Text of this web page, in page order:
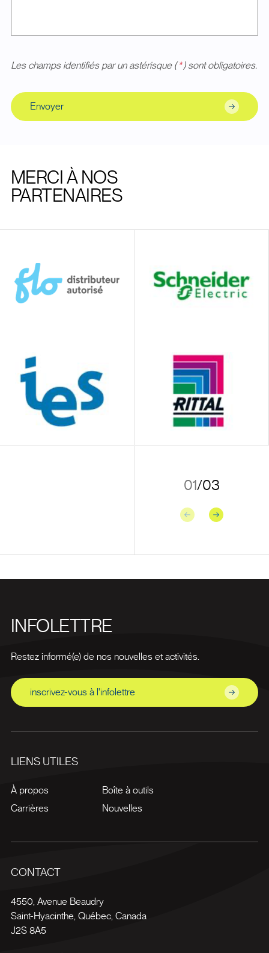
Les champs identifiés par un astérisque (*) sont obligatoires.
Envoyer
MERCI À NOS
PARTENAIRES
01/03
Précédent Suivant
INFOLETTRE
Restez informé(e) de nos nouvelles et activités.
inscrivez-vous à l'infolettre
LIENS UTILES
À propos
Carrières
Boîte à outils
Nouvelles
CONTACT
4550, Avenue Beaudry
Saint-Hyacinthe Québec, Canada
J2S 8A5